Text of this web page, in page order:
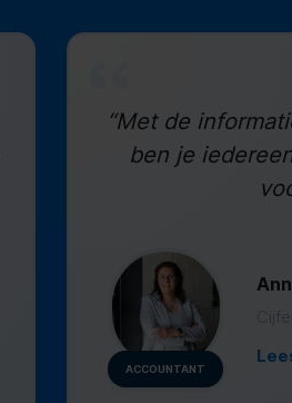
“Met de
ben je
ACCOUNTANT